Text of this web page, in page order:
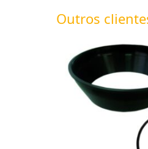
Outros